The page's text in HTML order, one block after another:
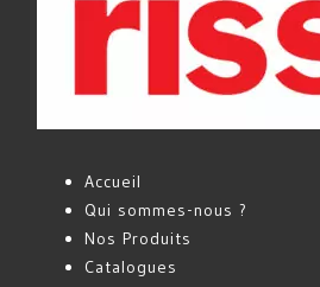
Accueil
Qui sommes-nous ?
Nos Produits
Catalogues